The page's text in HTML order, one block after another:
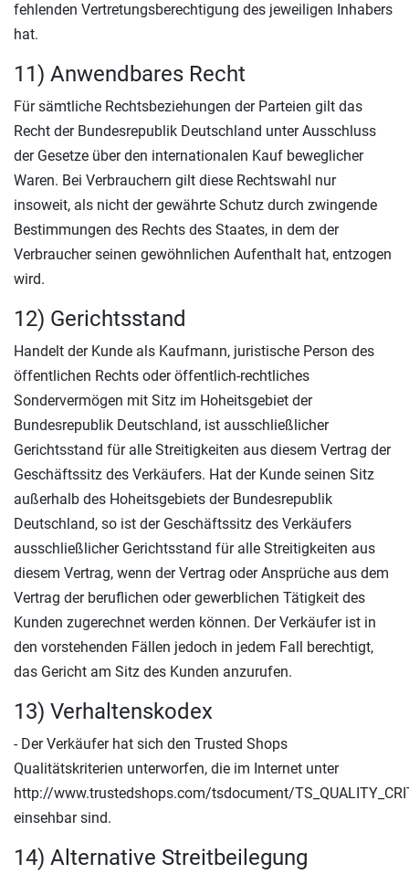
fehlenden Vertretungsberechtigung des jeweiligen Inhabers
hat.
11) Anwendbares Recht
Für sämtliche Rechtsbeziehungen der Parteien gilt das
Recht der Bundesrepublik Deutschland unter Ausschluss
der Gesetze über den internationalen Kauf beweglicher
Waren. Bei Verbrauchern gilt diese Rechtswahl nur
insoweit, als nicht der gewährte Schutz durch zwingende
Bestimmungen des Rechts des Staates, in dem der
Verbraucher seinen gewöhnlichen Aufenthalt hat, entzogen
wird.
12) Gerichtsstand
Handelt der Kunde als Kaufmann, juristische Person des
öffentlichen Rechts oder öffentlich-rechtliches
Sondervermögen mit Sitz im Hoheitsgebiet der
Bundesrepublik Deutschland, ist ausschließlicher
Gerichtsstand für alle Streitigkeiten aus diesem Vertrag der
Geschäftssitz des Verkäufers. Hat der Kunde seinen Sitz
außerhalb des Hoheitsgebiets der Bundesrepublik
Deutschland, so ist der Geschäftssitz des Verkäufers
ausschließlicher Gerichtsstand für alle Streitigkeiten aus
diesem Vertrag, wenn der Vertrag oder Ansprüche aus dem
Vertrag der beruflichen oder gewerblichen Tätigkeit des
Kunden zugerechnet werden können. Der Verkäufer ist in
den vorstehenden Fällen jedoch in jedem Fall berechtigt,
das Gericht am Sitz des Kunden anzurufen.
13) Verhaltenskodex
- Der Verkäufer hat sich den Trusted Shops
Qualitätskriterien unterworfen, die im Internet unter
http://www.trustedshops.com/tsdocument/
einsehbar sind.
14) Alternative Streitbeilegung